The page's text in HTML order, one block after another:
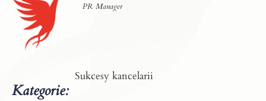
PR Manager
Kategorie:
Sukcesy kancelarii